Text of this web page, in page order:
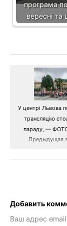
програма
вересні та
У центрі Львова
трансляцію
параду, —
Предыдущая
Добавить
Ваш адрес email